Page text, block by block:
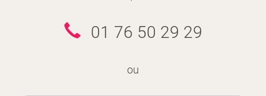
01 76 50 29 29
ou